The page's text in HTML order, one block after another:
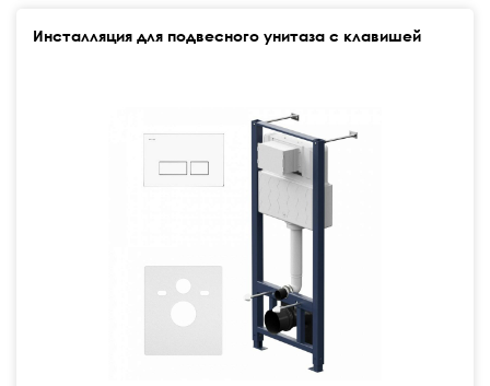
Инсталляция для подвесного унитаза с клавишей